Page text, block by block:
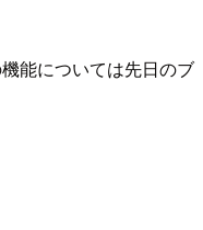
能については先日のブ